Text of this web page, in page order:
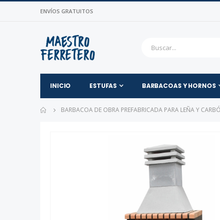
ENVÍOS GRATUITOS
INICIO ESTUFAS BARBACOAS Y HORNOS
BARBACOA DE OBRA PREFABRICADA PARA LEÑA Y